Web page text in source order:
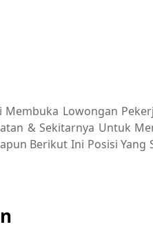
Membuka Lowongan
& Sekitarnya Untuk
Berikut Ini Posisi Yang